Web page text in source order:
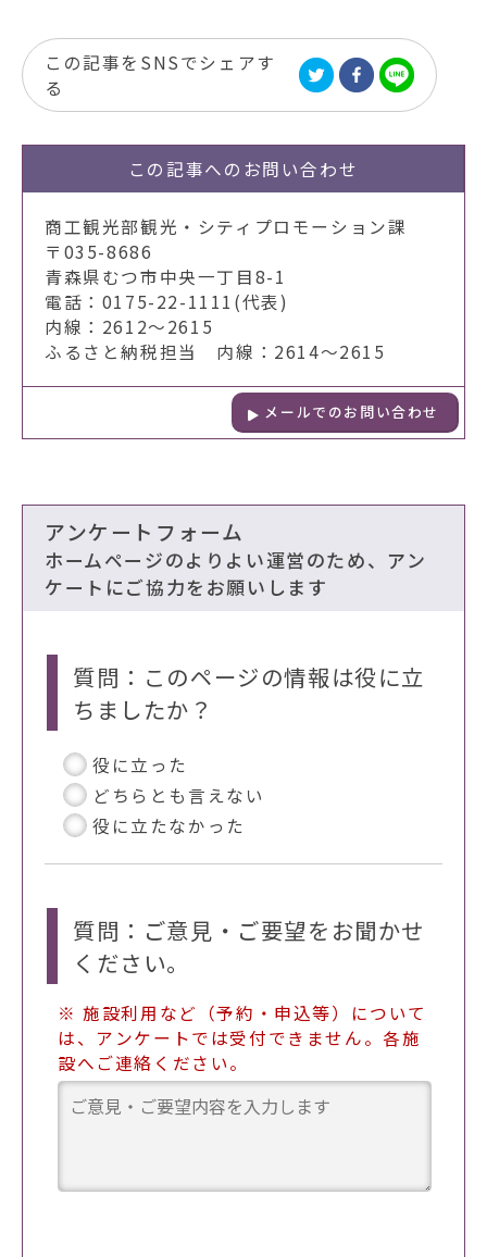
この記事をSNSでシェアす
る
この記事への お問い合わせ
商工観光部観光・シティプロモーション課
〒035-8686
青森県むつ市中央一丁目8-1
電話：0175-22-1111(代表)
内線：2612～2615
ふるさと納税担当 内線：2614～2615
メールでのお問い合わせ
アンケートフォーム
ホームページのよりよい運営のため、アン
ケートにご協力をお願いします
質問：このページの情報は役に立
ちましたか？
役に立った
どちらとも言えない
役に立たなかった
質問：ご意見・ご要望をお聞かせ
ください。
※ 施設利用など（予約・申込等）について
は、アンケートでは受付できません。各施
設へご連絡ください。